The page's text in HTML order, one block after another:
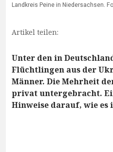
Landkreis Peine in Niedersachsen.
Artikel teilen:
Unter den in
Flüchtlingen aus der
Männer. Die Mehrheit
privat untergebracht.
Hinweise darauf, wie es